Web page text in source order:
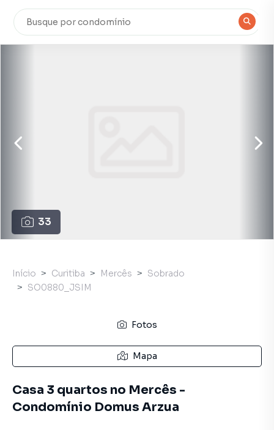
33
Início Curitiba Mercês
Sobrado
SO0880_JSIM
Fotos
Mapa
Casa 3 quartos no Mercês -
Condomínio Domus Arzua